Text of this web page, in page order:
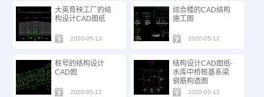
大英育秧工厂的结
构设计CAD图纸
2020-05-13
综合楼的CAD结构
施工图
2020-05-12
桩号的结构设计
CAD图
2020-05-12
结构设计CAD图纸-
水库中桥桩基系梁
钢筋构造图
2020-05-12